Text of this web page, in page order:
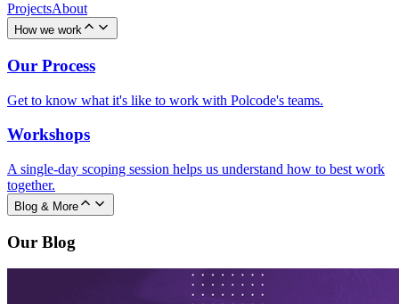
ProjectsAbout
How we work
Our Process
Get to know what it's like to work with Polcode's teams.
Workshops
A single-day scoping session helps us understand how to best work
together.
Blog & More
Our Blog